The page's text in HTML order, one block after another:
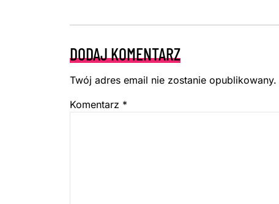
DODAJ KOMENTARZ
Twój adres email nie zostanie opublikowany.
Komentarz *